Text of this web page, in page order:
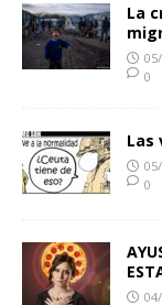
La
0
Las
0